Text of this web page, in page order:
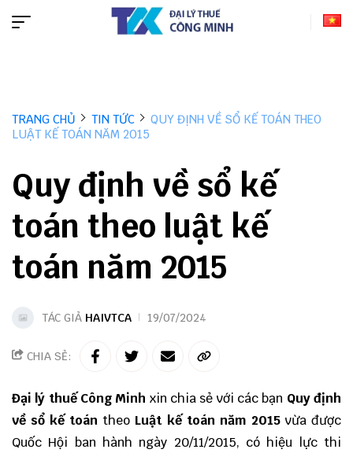
TRANG CHỦ TIN TỨC
QUY ĐỊNH VỀ SỔ KẾ TOÁN THEO
LUẬT KẾ TOÁN NĂM 2015
Quy định về sổ kế
toán theo luật kế
toán năm 2015
TÁC GIẢ HAIVTCA 19/07/2024
CHIA SẺ:
Đại lý thuế Công Minh xin chia sẻ với các bạn Quy định
về sổ kế toán theo Luật kế toán năm 2015vừa được
Quốc Hội ban hành ngày 20/11/2015, có hiệu lực thi